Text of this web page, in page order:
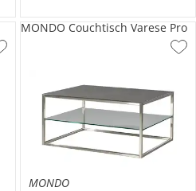
MONDO
MONDO Couchtisch Varese Pro